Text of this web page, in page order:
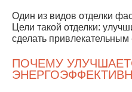
Один из видов отделки
Цели такой отделки:
сделать привлекательным
ПОЧЕМУ